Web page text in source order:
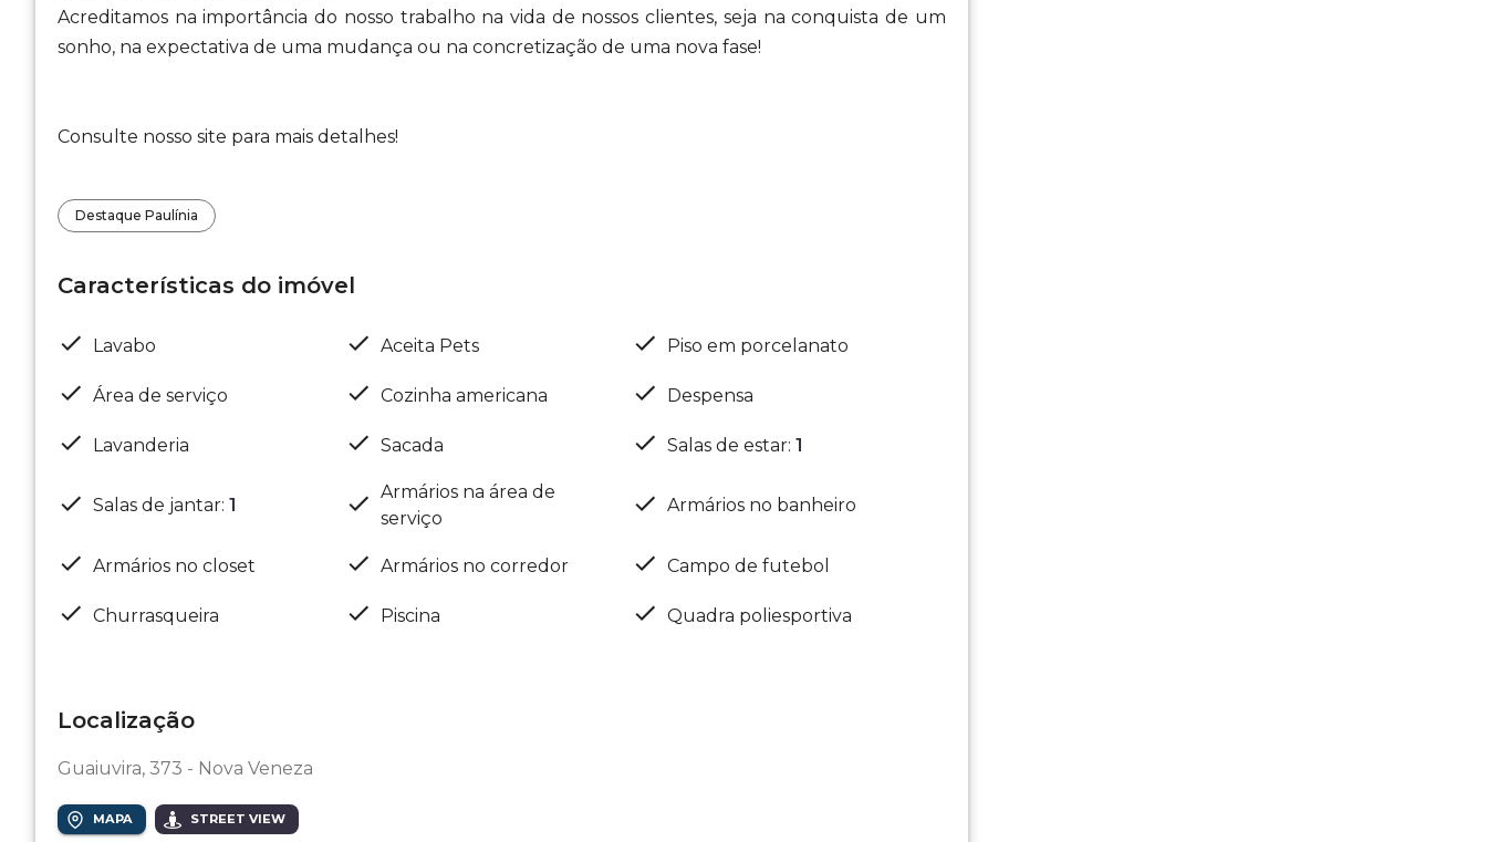
Acreditamos na importância do nosso trabalho na vida de nossos clientes, seja na conquista de um
sonho, na expectativa de uma mudança ou na concretização de uma nova fase!
Consulte nosso site para mais detalhes!
Destaque Paulínia
Características do imóvel
Lavabo Aceita Pets Piso em porcelanato
Área de serviço Cozinha americana Despensa
Lavanderia Sacada Salas de estar:1
Salas de jantar: 1
Armários na área de
serviço
Armários no banheiro
Armários no closet Armários no corredor Campo de futebol
Churrasqueira Piscina Quadra poliesportiva
Localização
Guaiuvira, 373 - Nova Veneza
MAPA STREET VIEW